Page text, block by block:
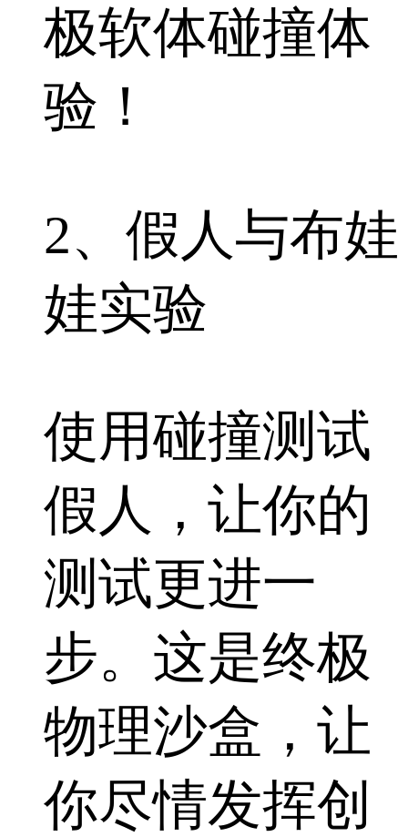
极软体碰撞体
验！
2、假人与布娃
娃实验
使用碰撞测试
假人，让你的
测试更进一
步。这是终极
物理沙盒，让
你尽情发挥创